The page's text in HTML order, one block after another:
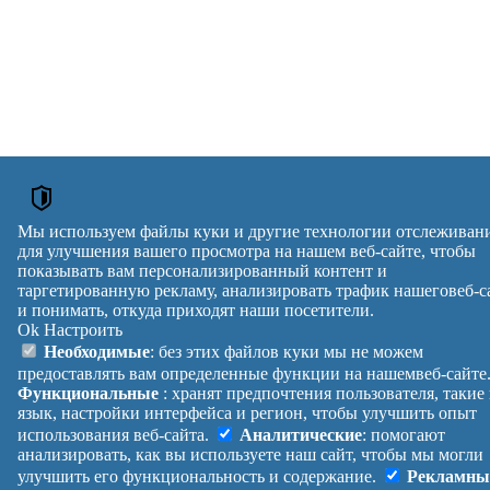
Мы используем файлы куки и другие технологии
для улучшения вашего просмотра на нашем веб-сайте, чтобы
показывать вам персонализированный контент и
таргетированную рекламу, анализировать трафик нашеговеб-
и понимать, откуда приходят наши посетители.
Ok Настроить
Необходимые: без этих файлов куки мы не можем
предоставлять вам определенные функции на нашемвеб-
Функциональные : хранят предпочтения пользователя, такие
язык, настройки интерфейса и регион, чтобы улучшить опыт
использования веб-сайта.
Аналитические: помогают
анализировать, как вы используете наш сайт, чтобы мы могли
улучшить его функциональность и содержание.